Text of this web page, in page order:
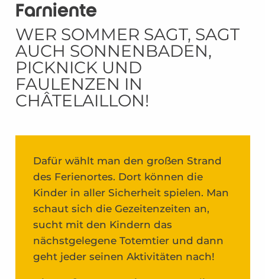
Farniente
WER SOMMER SAGT, SAGT
AUCH SONNENBADEN,
PICKNICK UND
FAULENZEN IN
CHÂTELAILLON!
Dafür wählt man den großen Strand
des Ferienortes. Dort können die
Kinder in aller Sicherheit spielen. Man
schaut sich die Gezeitenzeiten an,
sucht mit den Kindern das
nächstgelegene Totemtier und dann
geht jeder seinen Aktivitäten nach!